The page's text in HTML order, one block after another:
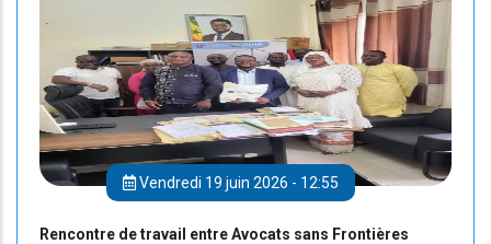
Vendredi 19 juin 2026 - 12:55
Rencontre de travail entre Avocats sans Frontières